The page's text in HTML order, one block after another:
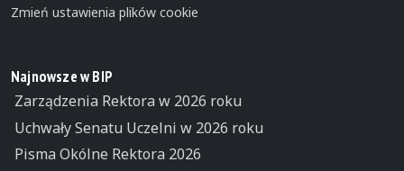
Zmień ustawienia plików cookie
Najnowsze w BIP
Zarządzenia Rektora w 2026 roku
Uchwały Senatu Uczelni w 2026 roku
Pisma Okólne Rektora 2026